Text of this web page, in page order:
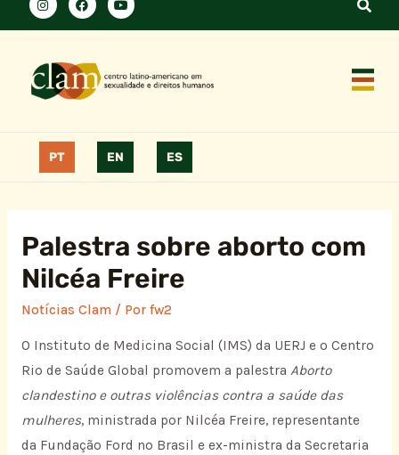
PT EN ES
Palestra sobre aborto com
Nilcéa Freire
Notícias Clam/ Por fw2
O Instituto de Medicina Social (IMS) da UERJ e o Centro
Rio de Saúde Global promovem a palestra Aborto
clandestino e outras violências contra a saúde das
mulheres, ministrada por Nilcéa Freire, representante
da Fundação Ford no Brasil e ex-ministra da Secretaria